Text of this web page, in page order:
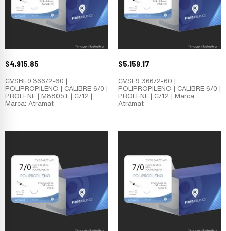
$4,915.85
CVSBE9.366/2-60 |
POLIPROPILENO | CALIBRE 6/0 |
PROLENE | M8805T | C/12 |
Marca: Atramat
$5,159.17
CVSE9.366/2-60 |
POLIPROPILENO | CALIBRE 6/0 |
PROLENE | C/12 | Marca:
Atramat